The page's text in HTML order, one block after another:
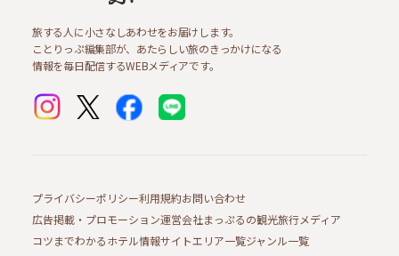
旅する人に小さなしあわせをお届けします。
ことりっぷ編集部が、あたらしい旅のきっかけになる
情報を毎日配信するWEBメディアです。
プライバシーポリシー利用規約お問い合わせ
広告掲載・プロモーション運営会社まっぷるの観光旅行メディア
コツまでわかるホテル情報サイトエリア一覧ジャンル一覧